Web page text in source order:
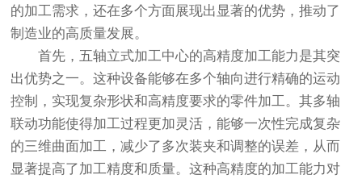
的加工需求，还在多个方面展现出显著的优势，推动了
制造业的高质量发展。
首先，五轴立式加工中心的高精度加工能力是其突
出优势之一。这种设备能够在多个轴向进行精确的运动
控制，实现复杂形状和高精度要求的零件加工。其多轴
联动功能使得加工过程更加灵活，能够一次性完成复杂
的三维曲面加工，减少了多次装夹和调整的误差，从而
显著提高了加工精度和质量。这种高精度的加工能力对